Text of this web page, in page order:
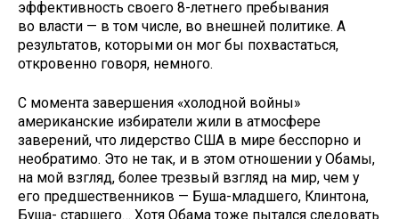
эффективность своего 8-летнего пребывания
во власти — в том числе, во внешней политике. А
результатов, которыми он мог бы похвастаться,
откровенно говоря, немного.
С момента завершения «холодной войны»
американские избиратели жили в атмосфере
заверений, что лидерство США в мире бесспорно и
необратимо. Это не так, и в этом отношении у Обамы,
на мой взгляд, более трезвый взгляд на мир, чем у
его предшественников — Буша-младшего, Клинтона,
Буша- старшего… Хотя Обама тоже пытался следовать